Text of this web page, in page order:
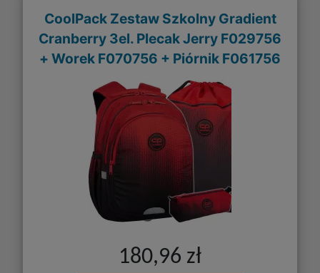
CoolPack Zestaw Szkolny Gradient
Cranberry 3el. Plecak Jerry F029756
+ Worek F070756 + Piórnik F061756
180,96 zł